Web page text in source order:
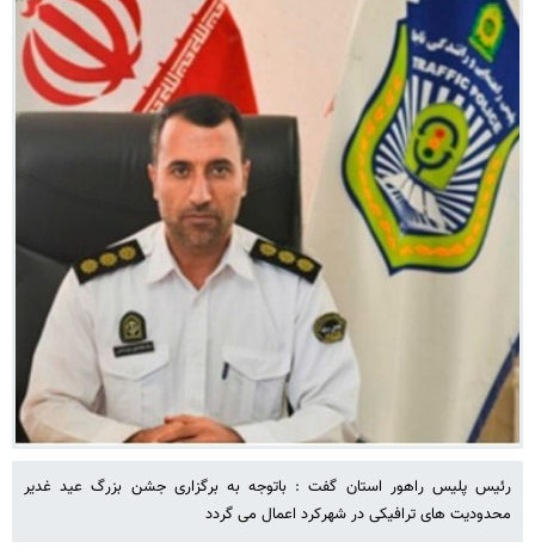
رئیس پلیس راهور استان گفت : باتوجه به برگزاری جشن بزرگ عید غدیر
محدودیت های ترافیکی در شهرکرد اعمال می گردد